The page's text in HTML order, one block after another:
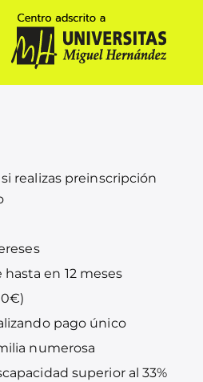
realizas preinscripción
en 12 meses
pago único
numerosa
superior al 33%